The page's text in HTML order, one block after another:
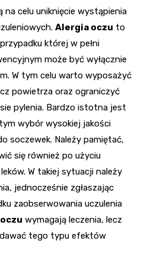
na celu uniknięcie wystąpienia
Alergia oczu to
której w pełni
może być wyłącznie
W tym celu warto wyposażyć
powietrza oraz ograniczyć
pylenia. Bardzo istotna jest
wybór wysokiej jakości
soczewek. Należy pamiętać,
się również po użyciu
W takiej sytuacji należy
jednocześnie zgłaszając
zaobserwowania uczulenia
wymagają leczenia, lecz
tego typu efektów